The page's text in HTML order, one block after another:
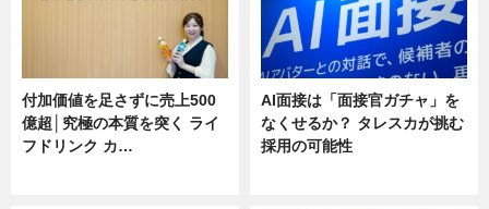
付加価値を足さずに売上500
億超│究極の本質を突く ライ
フドリンク カ…
AI面接は「面接官ガチャ」を
なくせるか？ タレスカが挑む
採用の可能性